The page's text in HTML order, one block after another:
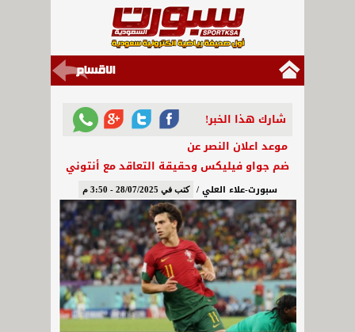
شارك هذا الخبر!
موعد اعلان النصر عن
ضم جواو فيليكس وحقيقة التعاقد مع أنتوني
سبورت-علاء العلي / كتب في 28/07/2025 - 3:50 م